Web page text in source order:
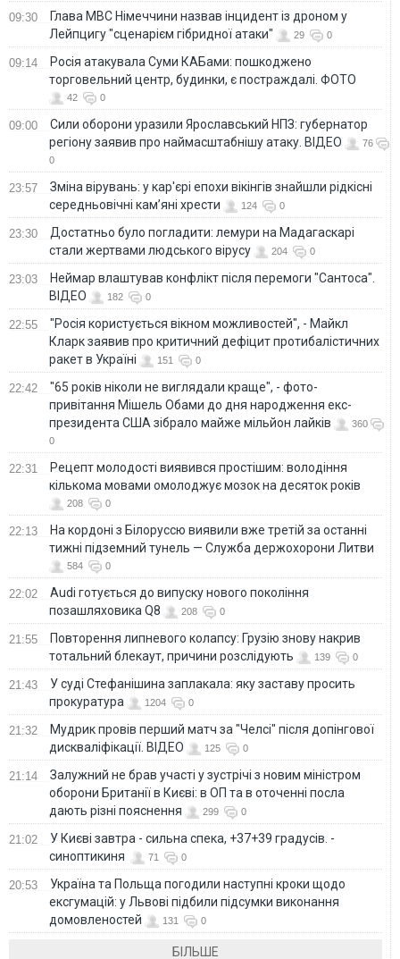
09:30
Глава МВС Німеччини назвав інцидент із дроном у
Лейпцигу "сценарієм гібридної атаки"
29 0
09:14
Росія атакувала Суми КАБами: пошкоджено
торговельний центр, будинки, є постраждалі. ФОТО
42 0
09:00
Сили оборони уразили Ярославський НПЗ: губернатор
регіону заявив про наймасштабнішу атаку. ВІДЕО
76
0
23:57
Зміна вірувань: у кар'єрі епохи вікінгів знайшли рідкісні
середньовічні кам’яні хрести
124 0
23:30
Достатньо було погладити: лемури на Мадагаскарі
стали жертвами людського вірусу
204 0
23:03
Неймар влаштував конфлікт після перемоги "Сантоса".
ВІДЕО
182 0
22:55
"Росія користується вікном можливостей", - Майкл
Кларк заявив про критичний дефіцит протибалістичних
ракет в Україні
151 0
22:42
"65 років ніколи не виглядали краще", - фото-
привітання Мішель Обами до дня народження екс-
президента США зібрало майже мільйон лайків
360
0
22:31
Рецепт молодості виявився простішим: володіння
кількома мовами омолоджує мозок на десяток років
208 0
22:13
На кордоні з Білоруссю виявили вже третій за останні
тижні підземний тунель — Служба держохорони Литви
584 0
22:02
Audi готується до випуску нового покоління
позашляховика Q8
208 0
21:55
Повторення липневого колапсу: Грузію знову накрив
тотальний блекаут, причини розслідують
139 0
21:43
У суді Стефанішина заплакала: яку заставу просить
прокуратура
1204 0
21:32
Мудрик провів перший матч за "Челсі" після допінгової
дискваліфікації. ВІДЕО
125 0
21:14
Залужний не брав участі у зустрічі з новим міністром
оборони Британії в Києві: в ОП та в оточенні посла
дають різні пояснення
299 0
21:02
У Києві завтра - сильна спека, +37+39 градусів. -
синоптикиня
71 0
20:53
Україна та Польща погодили наступні кроки щодо
ексгумацій: у Львові підбили підсумки виконання
домовленостей
131 0
БІЛЬШЕ